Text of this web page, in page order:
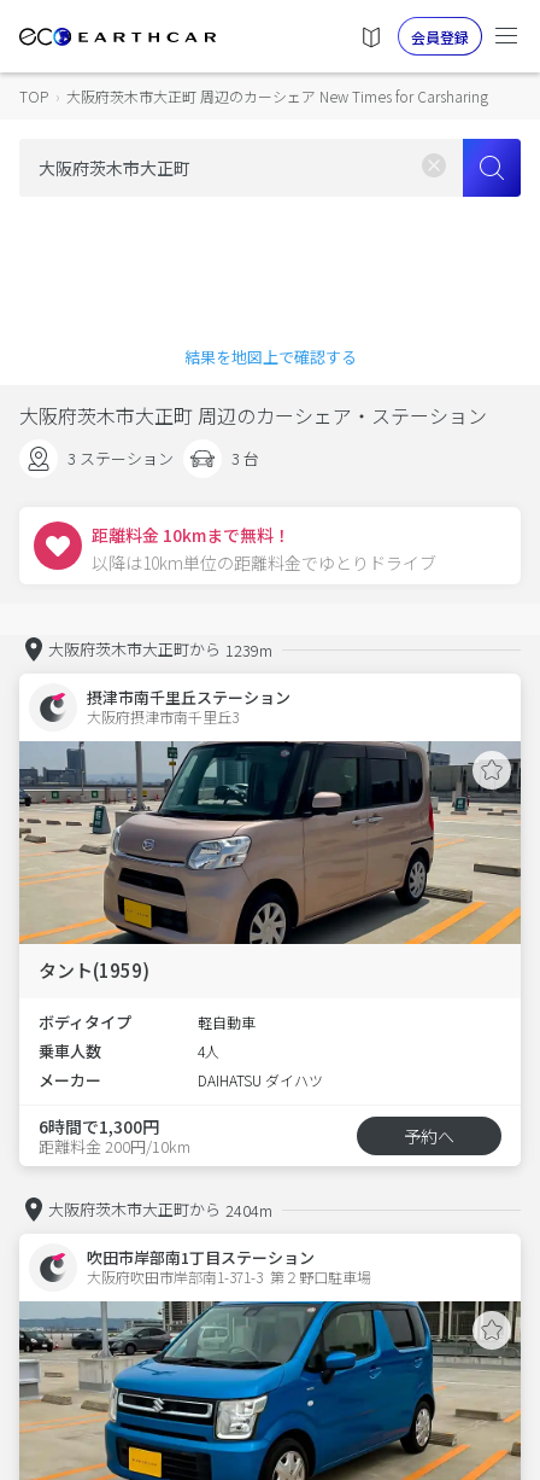
会員登録
TOP › 大阪府茨木市大正町 周辺のカーシェア New Times for Carsharing
結果を地図上で確認する
大阪府茨木市大正町 周辺のカーシェア・ステーション
3 ステーション 3 台
距離料金 10kmまで無料！
以降は10km単位の距離料金でゆとりドライブ
大阪府茨木市大正町から 1239m
摂津市南千里丘ステーション
大阪府摂津市南千里丘3
タント(1959)
ボディタイプ 軽自動車
乗車人数 4人
メーカー DAIHATSU ダイハツ
6時間で1,300円
距離料金 200円/10km 予約へ
大阪府茨木市大正町から 2404m
吹田市岸部南1丁目ステーション
大阪府吹田市岸部南1-371-3  第２野口駐車場